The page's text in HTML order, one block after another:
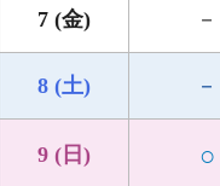
7 (金) －
8 (土) －
9 (日) ○